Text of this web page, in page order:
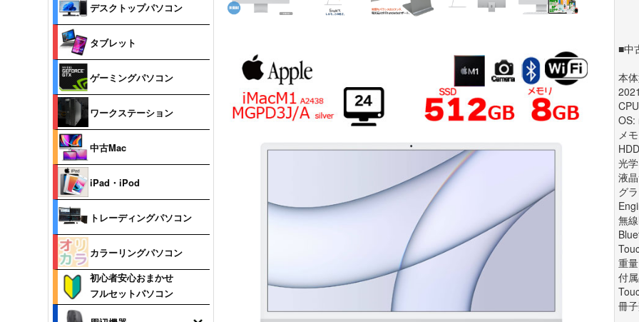
■中
本
OS:
メ
光
液
グ
無
重
付
冊
デスクトップパソコン
タブレット
ゲーミングパソコン
ワークステーション
中古Mac
iPad・iPod
トレーディングパソコン
カラーリングパソコン
初心者安心おまかせ
フルセットパソコン